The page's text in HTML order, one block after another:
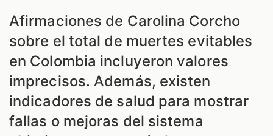
Afirmaciones de Carolina Corcho
sobre el total de muertes evitables
en Colombia incluyeron valores
imprecisos. Además, existen
indicadores de salud para mostrar
fallas o mejoras del sistema